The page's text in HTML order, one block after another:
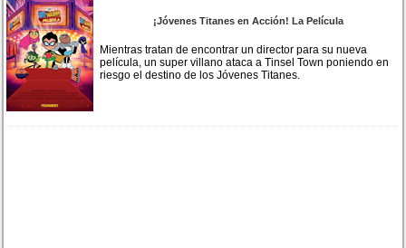
¡Jóvenes Titanes en Acción! La Película
Mientras tratan de encontrar un director para su nueva
película, un super villano ataca a Tinsel Town poniendo en
riesgo el destino de los Jóvenes Titanes.